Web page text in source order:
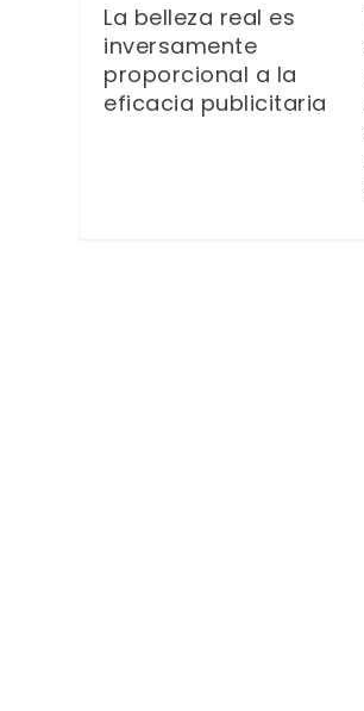
La belleza real es
inversamente
proporcional a la
eficacia publicitaria